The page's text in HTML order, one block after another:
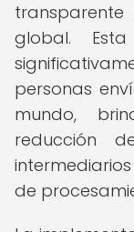
global.
personas
mundo,
reducción
de